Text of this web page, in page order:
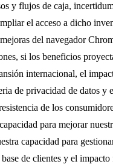
y flujos de caja,
el acceso a dicho
del navegador
si los beneficios
internacional, el
de privacidad de datos y
de los
para mejorar
capacidad para
de clientes y el